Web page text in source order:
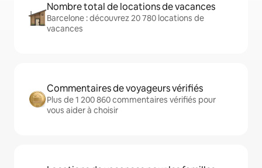
Nombre total de locations de vacances
Barcelone : découvrez 20 780 locations de
vacances
Commentaires de voyageurs vérifiés
Plus de 1 200 860 commentaires vérifiés pour
vous aider à choisir